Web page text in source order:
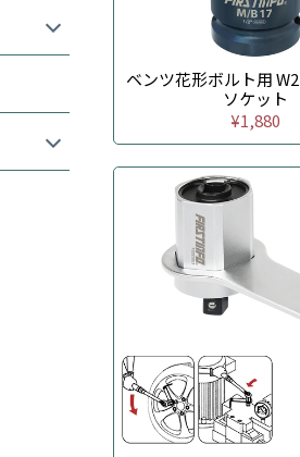
ベンツ花形ボルト用
ソケット
¥1,880